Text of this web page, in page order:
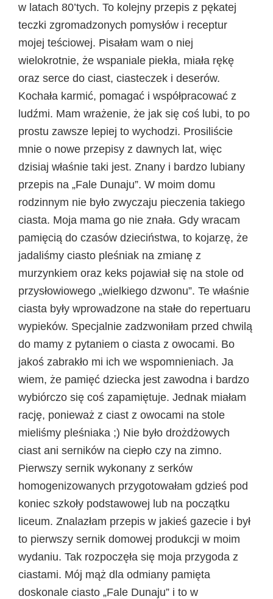
w latach 80’tych. To kolejny przepis z pękatej
teczki zgromadzonych pomysłów i receptur
mojej teściowej. Pisałam wam o niej
wielokrotnie, że wspaniale piekła, miała rękę
oraz serce do ciast, ciasteczek i deserów.
Kochała karmić, pomagać i współpracować z
ludźmi. Mam wrażenie, że jak się coś lubi, to po
prostu zawsze lepiej to wychodzi. Prosiliście
mnie o nowe przepisy z dawnych lat, więc
dzisiaj właśnie taki jest. Znany i bardzo lubiany
przepis na „Fale Dunaju”. W moim domu
rodzinnym nie było zwyczaju pieczenia takiego
ciasta. Moja mama go nie znała. Gdy wracam
pamięcią do czasów dzieciństwa, to kojarzę, że
jadaliśmy ciasto pleśniak na zmianę z
murzynkiem oraz keks pojawiał się na stole od
przysłowiowego „wielkiego dzwonu”. Te właśnie
ciasta były wprowadzone na stałe do repertuaru
wypieków. Specjalnie zadzwoniłam przed chwilą
do mamy z pytaniem o ciasta z owocami. Bo
jakoś zabrakło mi ich we wspomnieniach. Ja
wiem, że pamięć dziecka jest zawodna i bardzo
wybiórczo się coś zapamiętuje. Jednak miałam
rację, ponieważ z ciast z owocami na stole
mieliśmy pleśniaka ;) Nie było drożdżowych
ciast ani serników na ciepło czy na zimno.
Pierwszy sernik wykonany z serków
homogenizowanych przygotowałam gdzieś pod
koniec szkoły podstawowej lub na początku
liceum. Znalazłam przepis w jakieś gazecie i był
to pierwszy sernik domowej produkcji w moim
wydaniu. Tak rozpoczęła się moja przygoda z
ciastami. Mój mąż dla odmiany pamięta
doskonale ciasto „Fale Dunaju” i to w